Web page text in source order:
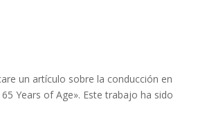
un artículo sobre la conducción en
Years of Age». Este trabajo ha sido